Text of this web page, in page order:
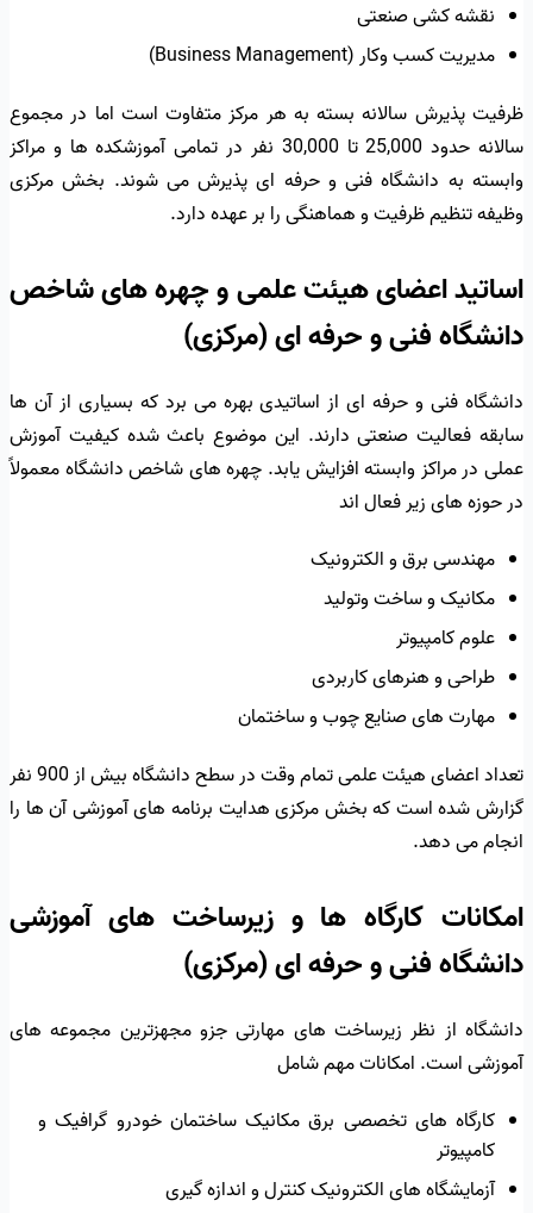
نقشه کشی صنعتی
مدیریت کسب وکار (Business Management)
ظرفیت پذیرش سالانه بسته به هر مرکز متفاوت است اما در مجموع
سالانه حدود 25,000 تا 30,000 نفر در تمامی آموزشکده ها و مراکز
وابسته به دانشگاه فنی و حرفه ای پذیرش می شوند. بخش مرکزی
وظیفه تنظیم ظرفیت و هماهنگی را بر عهده دارد.
اساتید اعضای هیئت علمی و چهره های شاخص
دانشگاه فنی و حرفه ای (مرکزی)
دانشگاه فنی و حرفه ای از اساتیدی بهره می برد که بسیاری از آن ها
سابقه فعالیت صنعتی دارند. این موضوع باعث شده کیفیت آموزش
عملی در مراکز وابسته افزایش یابد. چهره های شاخص دانشگاه معمولاً
در حوزه های زیر فعال اند
مهندسی برق و الکترونیک
مکانیک و ساخت وتولید
علوم کامپیوتر
طراحی و هنرهای کاربردی
مهارت های صنایع چوب و ساختمان
تعداد اعضای هیئت علمی تمام وقت در سطح دانشگاه بیش از 900 نفر
گزارش شده است که بخش مرکزی هدایت برنامه های آموزشی آن ها را
انجام می دهد.
امکانات کارگاه ها و زیرساخت های آموزشی
دانشگاه فنی و حرفه ای (مرکزی)
دانشگاه از نظر زیرساخت های مهارتی جزو مجهزترین مجموعه های
آموزشی است. امکانات مهم شامل
کارگاه های تخصصی برق مکانیک ساختمان خودرو گرافیک و
کامپیوتر
آزمایشگاه های الکترونیک کنترل و اندازه گیری